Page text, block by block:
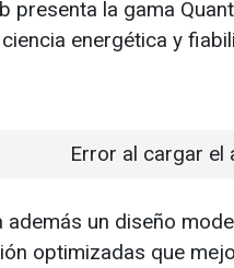
presenta la gama
energética y
Error al cargar el
un diseño
optimizadas que